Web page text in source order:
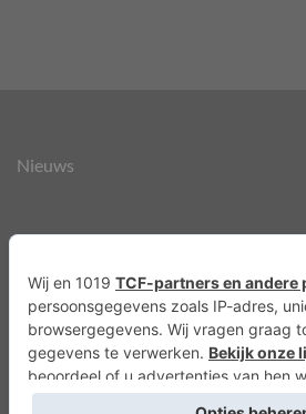
Nieuws
Over ons
Agenda
Privacyverklaring